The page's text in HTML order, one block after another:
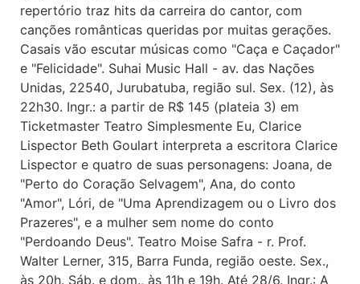
repertório traz hits da carreira do cantor, com
canções românticas queridas por muitas gerações.
Casais vão escutar músicas como "Caça e Caçador"
e "Felicidade". Suhai Music Hall - av. das Nações
Unidas, 22540, Jurubatuba, região sul. Sex. (12), às
22h30. Ingr.: a partir de R$ 145 (plateia 3) em
Ticketmaster Teatro Simplesmente Eu, Clarice
Lispector Beth Goulart interpreta a escritora Clarice
Lispector e quatro de suas personagens: Joana, de
"Perto do Coração Selvagem", Ana, do conto
"Amor", Lóri, de "Uma Aprendizagem ou o Livro dos
Prazeres", e a mulher sem nome do conto
"Perdoando Deus". Teatro Moise Safra - r. Prof.
Walter Lerner, 315, Barra Funda, região oeste. Sex.,
às 20h. Sáb. e dom., às 11h e 19h. Até 28/6. Ingr.: A